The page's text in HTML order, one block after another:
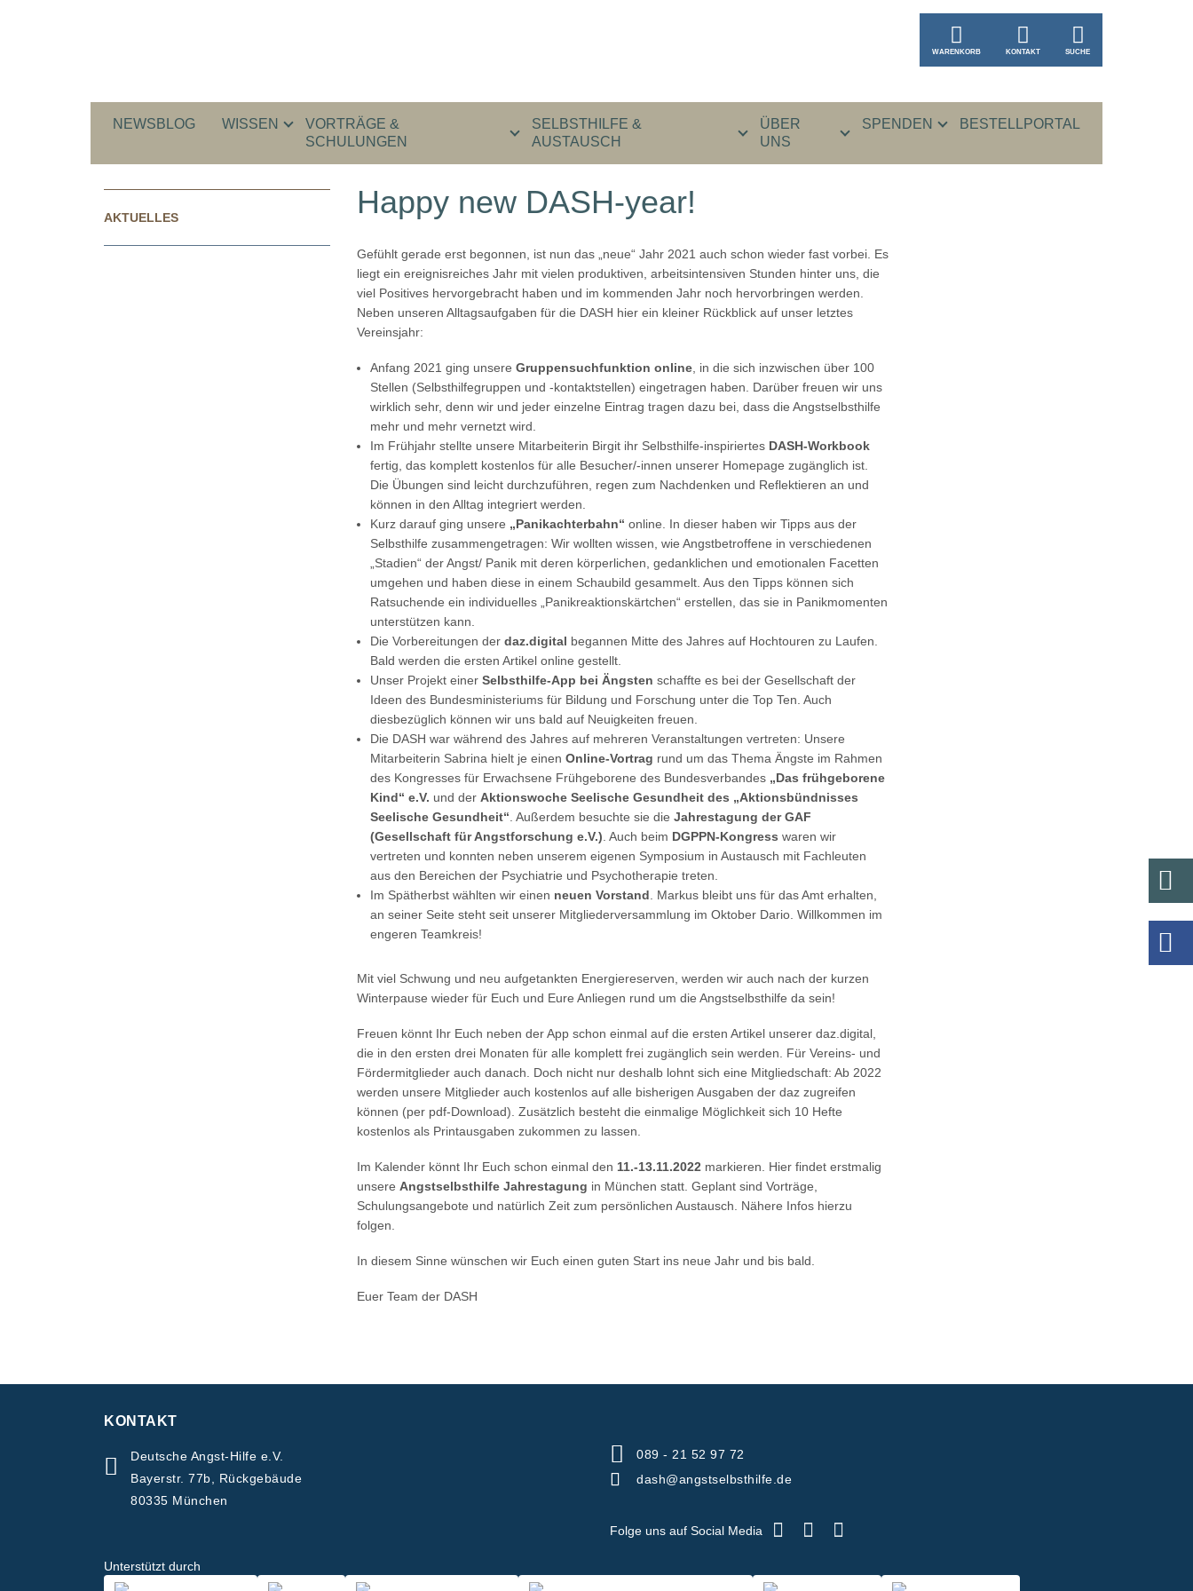
WARENKORB KONTAKT SUCHE
NEWSBLOG WISSEN
VORTRÄGE &
SCHULUNGEN
SELBSTHILFE &
AUSTAUSCH
ÜBER
UNS
SPENDEN BESTELLPORTAL
Happy new DASH-year!
Gefühlt gerade erst begonnen, ist nun das „neue“ Jahr 2021 auch schon wieder fast vorbei. Es
liegt ein ereignisreiches Jahr mit vielen produktiven, arbeitsintensiven Stunden hinter uns, die
viel Positives hervorgebracht haben und im kommenden Jahr noch hervorbringen werden.
Neben unseren Alltagsaufgaben für die DASH hier ein kleiner Rückblick auf unser letztes
Vereinsjahr:
Anfang 2021 ging unsere Gruppensuchfunktion online , in die sich inzwischen über 100
Stellen (Selbsthilfegruppen und -kontaktstellen) eingetragen haben. Darüber freuen wir uns
wirklich sehr, denn wir und jeder einzelne Eintrag tragen dazu bei, dass die Angstselbsthilfe
mehr und mehr vernetzt wird.
Im Frühjahr stellte unsere Mitarbeiterin Birgit ihr Selbsthilfe-inspiriertes DASH-Workbook
fertig, das komplett kostenlos für alle Besucher/-innen unserer Homepage zugänglich ist.
Die Übungen sind leicht durchzuführen, regen zum Nachdenken und Reflektieren an und
können in den Alltag integriert werden.
Kurz darauf ging unsere „Panikachterbahn“ online. In dieser haben wir Tipps aus der
Selbsthilfe zusammengetragen: Wir wollten wissen, wie Angstbetroffene in verschiedenen
„Stadien“ der Angst/ Panik mit deren körperlichen, gedanklichen und emotionalen Facetten
umgehen und haben diese in einem Schaubild gesammelt. Aus den Tipps können sich
Ratsuchende ein individuelles „Panikreaktionskärtchen“ erstellen, das sie in Panikmomenten
unterstützen kann.
Die Vorbereitungen der daz.digital begannen Mitte des Jahres auf Hochtouren zu Laufen.
Bald werden die ersten Artikel online gestellt.
Unser Projekt einer Selbsthilfe-App bei Ängsten schaffte es bei der Gesellschaft der
Ideen des Bundesministeriums für Bildung und Forschung unter die Top Ten. Auch
diesbezüglich können wir uns bald auf Neuigkeiten freuen.
Die DASH war während des Jahres auf mehreren Veranstaltungen vertreten: Unsere
Mitarbeiterin Sabrina hielt je einen Online-Vortrag rund um das Thema Ängste im Rahmen
des Kongresses für Erwachsene Frühgeborene des Bundesverbandes „Das frühgeborene
Kind“ e.V. und der Aktionswoche Seelische Gesundheit des „Aktionsbündnisses
Seelische Gesundheit“ . Außerdem besuchte sie die Jahrestagung der GAF
(Gesellschaft für Angstforschung e.V.) . Auch beim DGPPN-Kongress waren wir
vertreten und konnten neben unserem eigenen Symposium in Austausch mit Fachleuten
aus den Bereichen der Psychiatrie und Psychotherapie treten.
Im Spätherbst wählten wir einen neuen Vorstand . Markus bleibt uns für das Amt erhalten,
an seiner Seite steht seit unserer Mitgliederversammlung im Oktober Dario. Willkommen im
engeren Teamkreis!
Mit viel Schwung und neu aufgetankten Energiereserven, werden wir auch nach der kurzen
Winterpause wieder für Euch und Eure Anliegen rund um die Angstselbsthilfe da sein!
Freuen könnt Ihr Euch neben der App schon einmal auf die ersten Artikel unserer daz.digital,
die in den ersten drei Monaten für alle komplett frei zugänglich sein werden. Für Vereins- und
Fördermitglieder auch danach. Doch nicht nur deshalb lohnt sich eine Mitgliedschaft: Ab 2022
werden unsere Mitglieder auch kostenlos auf alle bisherigen Ausgaben der daz zugreifen
können (per pdf-Download). Zusätzlich besteht die einmalige Möglichkeit sich 10 Hefte
kostenlos als Printausgaben zukommen zu lassen.
Im Kalender könnt Ihr Euch schon einmal den 11.-13.11.2022 markieren. Hier findet erstmalig
unsere Angstselbsthilfe Jahrestagung in München statt. Geplant sind Vorträge,
Schulungsangebote und natürlich Zeit zum persönlichen Austausch. Nähere Infos hierzu
folgen.
In diesem Sinne wünschen wir Euch einen guten Start ins neue Jahr und bis bald.
Euer Team der DASH
AKTUELLES
KONTAKT
Deutsche Angst-Hilfe e.V.
Bayerstr. 77b, Rückgebäude
80335 München
089 - 21 52 97 72
dash@angstselbsthilfe.de
Folge uns auf Social Media
Unterstützt durch